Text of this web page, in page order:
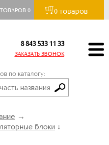
ТОВАРОВ0 0 товаров
8 843 533 11 33
ЗАКАЗАТЬ ЗВОНОК
по каталогу:
→
блоки ↓